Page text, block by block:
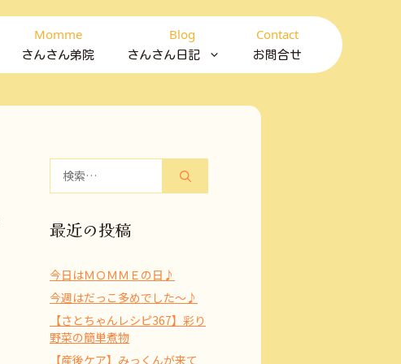
Momme
さんさん弟院
Blog
さんさん日記
Contact
お問合せ
最近の投稿
今日はＭＯＭＭＥの日♪
今週はだっこ多めでした～♪
【さとちゃんレシピ367】彩り
野菜の簡単煮物
【産後ケア】みっくんが来て